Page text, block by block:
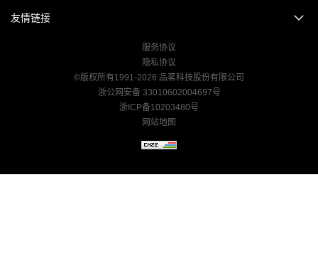
友情链接
服务协议
隐私协议
©版权所有1991-2026 品茗科技股份有限公司
浙公网安备 33010602004697号
浙ICP备10203480号
网站地图